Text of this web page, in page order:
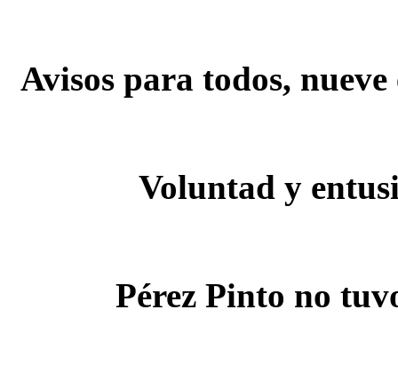
Avisos para todos,
Voluntad y
Pérez Pinto no